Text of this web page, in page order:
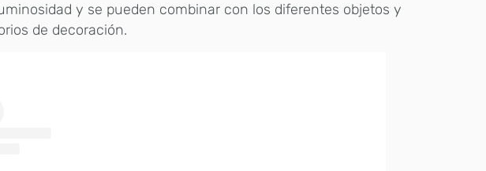
y se pueden combinar con los diferentes objetos y
de decoración.